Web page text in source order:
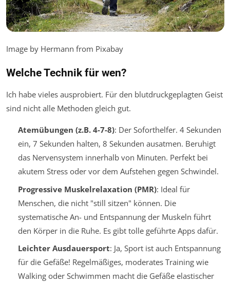
Image by Hermann from Pixabay
Welche Technik für wen?
Ich habe vieles ausprobiert. Für den blutdruckgeplagten Geist
sind nicht alle Methoden gleich gut.
Atemübungen (z.B. 4-7-8): Der Soforthelfer. 4 Sekunden
ein, 7 Sekunden halten, 8 Sekunden ausatmen. Beruhigt
das Nervensystem innerhalb von Minuten. Perfekt bei
akutem Stress oder vor dem Aufstehen gegen Schwindel.
Progressive Muskelrelaxation (PMR): Ideal für
Menschen, die nicht "still sitzen" können. Die
systematische An- und Entspannung der Muskeln führt
den Körper in die Ruhe. Es gibt tolle geführte Apps dafür.
Leichter Ausdauersport: Ja, Sport ist auch Entspannung
für die Gefäße! Regelmäßiges, moderates Training wie
Walking oder Schwimmen macht die Gefäße elastischer